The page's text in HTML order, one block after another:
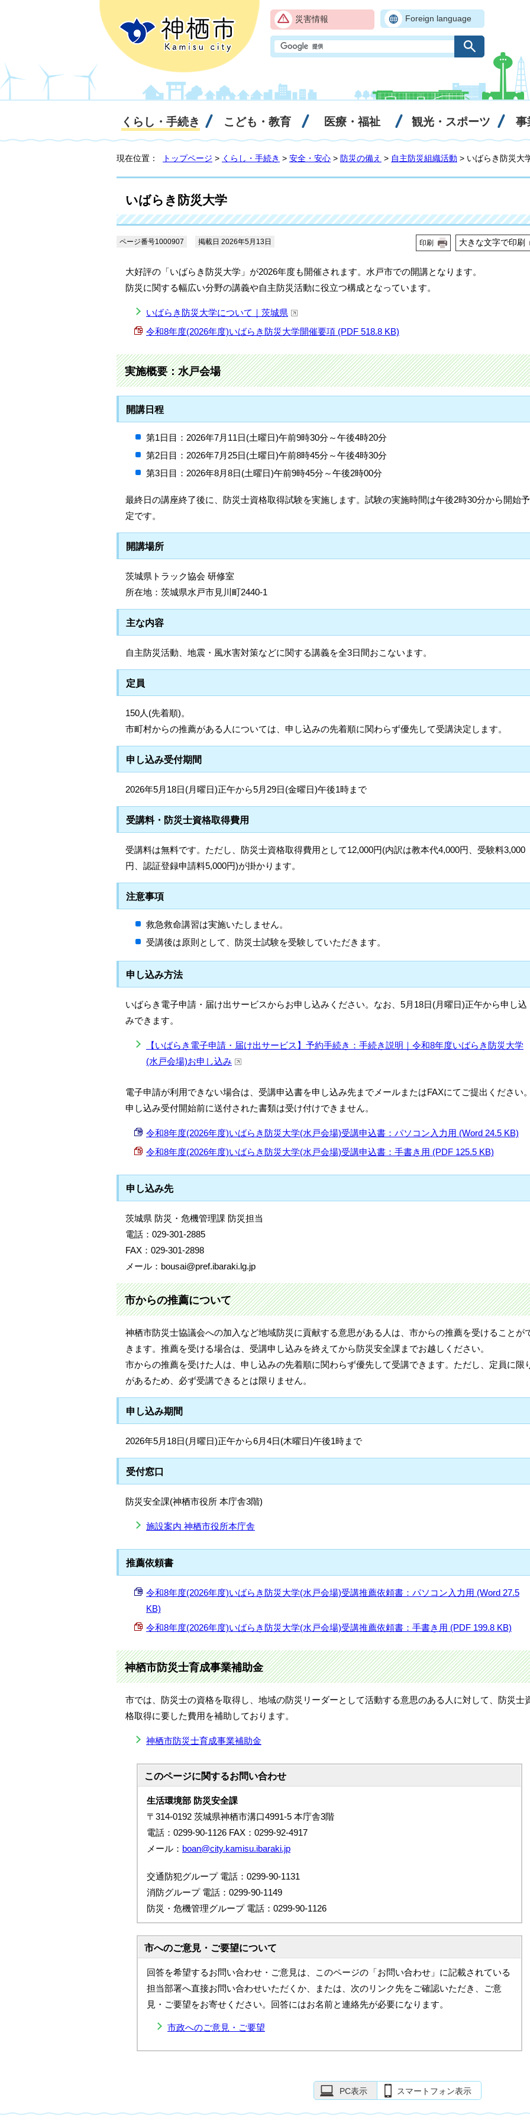
災害情報 Foreign language
くらし・手続き こども・教育 医療・福祉 観光・スポーツ 事
現在位置： トップページ > くらし・手続き > 安全・安心 > 防災の備え > 自主防災組織活動 > いばらき防災大
いばらき防災大学
ページ番号1000907 掲載日 2026年5月13日 印刷 大きな文字で印刷
大好評の「いばらき防災大学」が2026年度も開催されます。水戸市での開講となります。
防災に関する幅広い分野の講義や自主防災活動に役立つ構成となっています。
いばらき防災大学について｜茨城県
令和8年度(2026年度)いばらき防災大学開催要項 (PDF 518.8 KB)
実施概要：水戸会場
開講日程
第1日目：2026年7月11日(土曜日)午前9時30分～午後4時20分
第2日目：2026年7月25日(土曜日)午前8時45分～午後4時30分
第3日目：2026年8月8日(土曜日)午前9時45分～午後2時00分
最終日の講座終了後に、防災士資格取得試験を実施します。試験の実施時間は午後2時30分から開始予
定です。
開講場所
茨城県トラック協会 研修室
所在地：茨城県水戸市見川町2440-1
主な内容
自主防災活動、地震・風水害対策などに関する講義を全3日間おこないます。
定員
150人(先着順)。
市町村からの推薦がある人については、申し込みの先着順に関わらず優先して受講決定します。
申し込み受付期間
2026年5月18日(月曜日)正午から5月29日(金曜日)午後1時まで
受講料・防災士資格取得費用
受講料は無料です。ただし、防災士資格取得費用として12,000円(内訳は教本代4,000円、受験料3,000
円、認証登録申請料5,000円)が掛かります。
注意事項
救急救命講習は実施いたしません。
受講後は原則として、防災士試験を受験していただきます。
申し込み方法
いばらき電子申請・届け出サービスからお申し込みください。なお、5月18日(月曜日)正午から申し込
みできます。
【いばらき電子申請・届け出サービス】予約手続き：手続き説明｜令和8年度いばらき防災大学
(水戸会場)お申し込み
電子申請が利用できない場合は、受講申込書を申し込み先までメールまたはFAXにてご提出ください
申し込み受付開始前に送付された書類は受け付けできません。
令和8年度(2026年度)いばらき防災大学(水戸会場)受講申込書：パソコン入力用 (Word 24.5 KB)
令和8年度(2026年度)いばらき防災大学(水戸会場)受講申込書：手書き用 (PDF 125.5 KB)
申し込み先
茨城県 防災・危機管理課 防災担当
電話：029-301-2885
FAX：029-301-2898
メール：bousai@pref.ibaraki.lg.jp
市からの推薦について
神栖市防災士協議会への加入など地域防災に貢献する意思がある人は、市からの推薦を受けることが
きます。推薦を受ける場合は、受講申し込みを終えてから防災安全課までお越しください。
市からの推薦を受けた人は、申し込みの先着順に関わらず優先して受講できます。ただし、定員に限
があるため、必ず受講できるとは限りません。
申し込み期間
2026年5月18日(月曜日)正午から6月4日(木曜日)午後1時まで
受付窓口
防災安全課(神栖市役所 本庁舎3階)
施設案内 神栖市役所本庁舎
推薦依頼書
令和8年度(2026年度)いばらき防災大学(水戸会場)受講推薦依頼書：パソコン入力用 (Word 27.5
KB)
令和8年度(2026年度)いばらき防災大学(水戸会場)受講推薦依頼書：手書き用 (PDF 199.8 KB)
神栖市防災士育成事業補助金
市では、防災士の資格を取得し、地域の防災リーダーとして活動する意思のある人に対して、防災士
格取得に要した費用を補助しております。
神栖市防災士育成事業補助金
このページに関するお問い合わせ
生活環境部 防災安全課
〒314-0192 茨城県神栖市溝口4991-5 本庁舎3階
電話：0299-90-1126 FAX：0299-92-4917
メール： boan@city.kamisu.ibaraki.jp
交通防犯グループ 電話：0299-90-1131
消防グループ 電話：0299-90-1149
防災・危機管理グループ 電話：0299-90-1126
市へのご意見・ご要望について
回答を希望するお問い合わせ・ご意見は、このページの「お問い合わせ」に記載されている
担当部署へ直接お問い合わせいただくか、または、次のリンク先をご確認いただき、ご意
見・ご要望をお寄せください。回答にはお名前と連絡先が必要になります。
市政へのご意見・ご要望
PC表示 スマートフォン表示